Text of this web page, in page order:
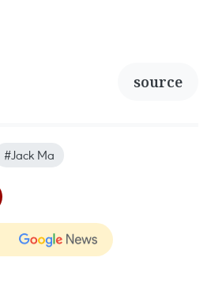
source
#Jack Ma